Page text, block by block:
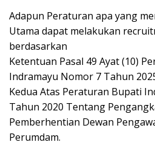
Adapun Peraturan apa yang
Utama dapat melakukan
berdasarkan
Ketentuan Pasal 49 Ayat (10)
Indramayu Nomor 7 Tahun
Kedua Atas Peraturan Bupati
Tahun 2020 Tentang
Pemberhentian Dewan
Perumdam.